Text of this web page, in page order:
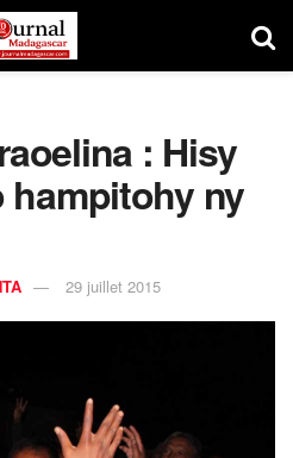
: Hisy
hampitohy ny
29 juillet 2015